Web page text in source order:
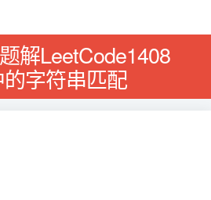
解LeetCode1408
字符串匹配